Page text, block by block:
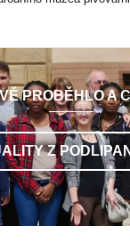
PROBĚHLO A
Z